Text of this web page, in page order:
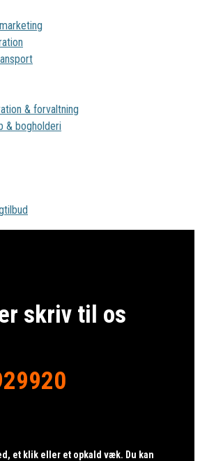
& forvaltning
& bogholderi
skriv til os
et klik eller et opkald væk. Du kan